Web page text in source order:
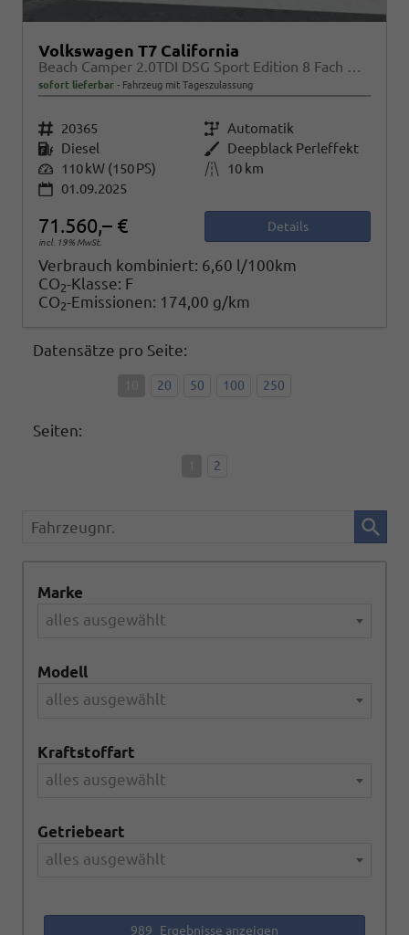
Volkswagen T7 California
Beach Camper 2.0TDI DSG Sport Edition 8 Fach GV5 High+
sofort lieferbar Fahrzeug mit Tageszulassung
Fahrzeugnr. 20365 Getriebe Automatik
Kraftstoff Diesel Außenfarbe Deepblack Perleffekt
Leistung 110 kW (150 PS) Kilometerstand
10 km
01.09.2025
71.560,– €
incl. 19% MwSt.
Details
Verbrauch kombiniert: 6,60 l/100km
CO2-Klasse: F
CO2-Emissionen: 174,00 g/km
Datensätze pro Seite:
20 50 100 250
Seiten:
2
Fahrzeugnr.
Marke
alles ausgewählt
Modell
alles ausgewählt
Kraftstoffart
alles ausgewählt
Getriebeart
alles ausgewählt
989 Ergebnisse anzeigen